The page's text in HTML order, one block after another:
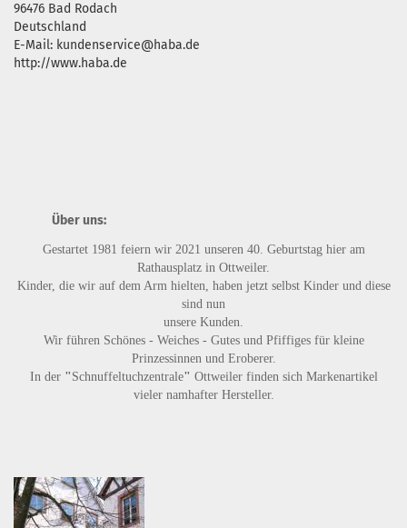
96476 Bad Rodach
Deutschland
E-Mail: kundenservice@haba.de
http://www.haba.de
Über uns:
Gestartet 1981 feiern wir 2021 unseren 40. Geburtstag hier am
Rathausplatz in Ottweiler.
Kinder, die wir auf dem Arm hielten, haben jetzt selbst Kinder und diese
sind nun
unsere Kunden.
Wir führen Schönes - Weiches - Gutes und Pfiffigesfür kleine
Prinzessinnen und Eroberer.
In der " Schnuffeltuchzentrale" Ottweiler finden sich Markenartikel
vieler namhafter Hersteller.